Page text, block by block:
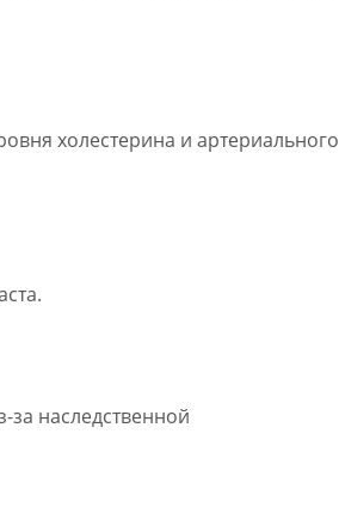
холестерина и артериального
за наследственной